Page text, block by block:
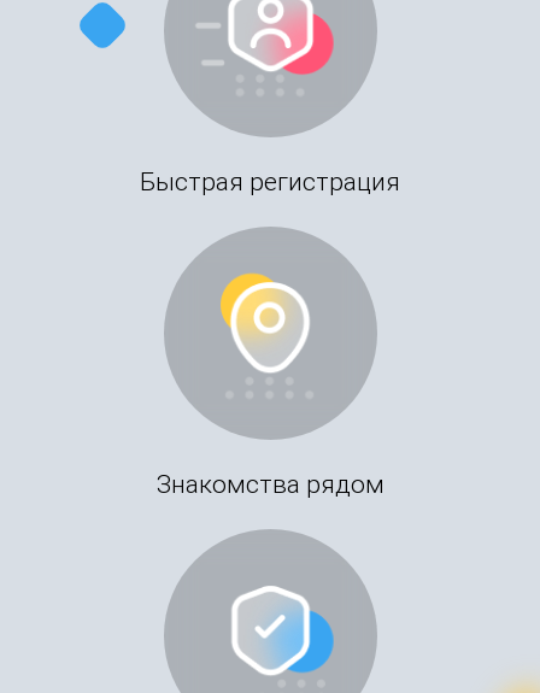
Быстрая регистрация
Знакомства рядом